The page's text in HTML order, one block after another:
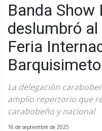
Banda Show
deslumbró
Feria
La delegación
amplio repertorio que
carabobeño y nacional
16 de septiembre de 2025